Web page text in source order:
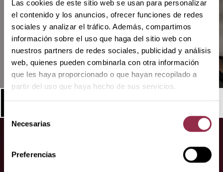
Las cookies de este sitio web se usan para personalizar
el contenido y los anuncios, ofrecer funciones de redes
sociales y analizar el tráfico. Además, compartimos
información sobre el uso que haga del sitio web con
nuestros partners de redes sociales, publicidad y análisis
web, quienes pueden combinarla con otra información
que les haya proporcionado o que hayan recopilado a
partir del uso que haya hecho de sus servicios.
Necesarias
Preferencias
Puerta corredera con cierre automático